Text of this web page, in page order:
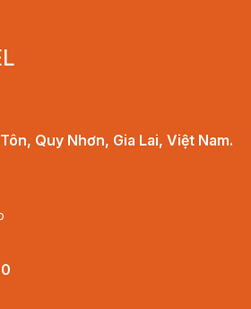
Quy Nhơn, Gia Lai, Việt Nam.